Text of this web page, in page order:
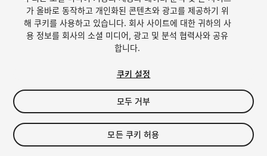
1/ 6
$9.99
세금/부가세는 결제 시 반영됩니다.
가 올바로 동작하고 개인화된 콘텐츠와 광고를 제공하기 위
해 쿠키를 사용하고 있습니다. 회사 사이트에 대한 귀하의 사
용 정보를 회사의 소셜 미디어, 광고 및 분석 협력사와 공유
합니다.
쿠키 설정
모두 거부
모든 쿠키 허용